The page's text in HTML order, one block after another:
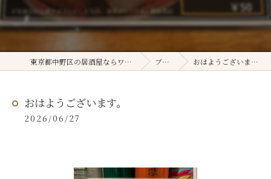
東京都中野区の居酒屋ならワラテル ブログ おはようございます。
おはようございます。
2026/06/27